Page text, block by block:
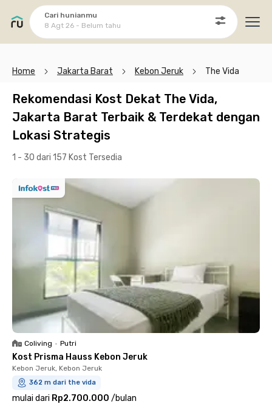
Cari hunianmu
8 Agt 26 - Belum tahu
Home Jakarta Barat Kebon Jeruk The Vida
Rekomendasi Kost Dekat The Vida,
Jakarta Barat Terbaik & Terdekat dengan
Lokasi Strategis
1 - 30 dari 157 Kost Tersedia
Coliving • Putri
Kost Prisma Hauss Kebon Jeruk
Kebon Jeruk, Kebon Jeruk
362 m dari the vida
mulai dari Rp2.700.000 /bulan